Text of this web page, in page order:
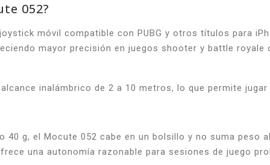
052?
móvil compatible con PUBG y otros títulos para
mayor precisión en juegos shooter y battle royale
inalámbrico de 2 a 10 metros, lo que permite
g, el Mocute 052 cabe en un bolsillo y no suma peso
una autonomía razonable para sesiones de juego